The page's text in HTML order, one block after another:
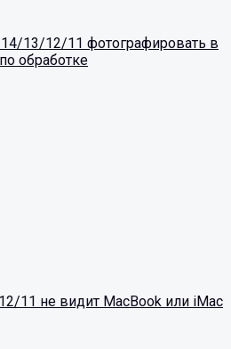
13/12/11 фотографировать в
обработке
11 не видит MacBook или iMac